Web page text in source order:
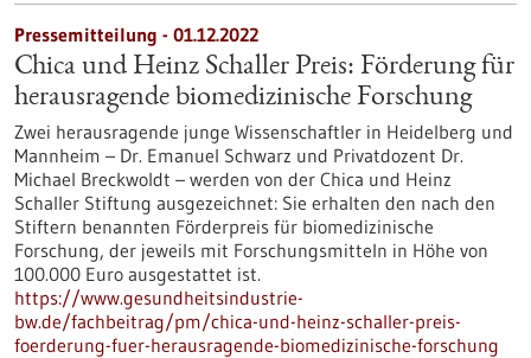
Pressemitteilung - 01.12.2022
Chica und Heinz Schaller Preis: Förderung für
herausragende biomedizinische Forschung
Zwei herausragende junge Wissenschaftler in Heidelberg und
Mannheim – Dr. Emanuel Schwarz und Privatdozent Dr.
Michael Breckwoldt – werden von der Chica und Heinz
Schaller Stiftung ausgezeichnet: Sie erhalten den nach den
Stiftern benannten Förderpreis für biomedizinische
Forschung, der jeweils mit Forschungsmitteln in Höhe von
100.000 Euro ausgestattet ist.
https://www.gesundheitsindustrie-
bw.de/fachbeitrag/pm/chica-und-heinz-schaller-preis-
foerderung-fuer-herausragende-biomedizinische-forschung